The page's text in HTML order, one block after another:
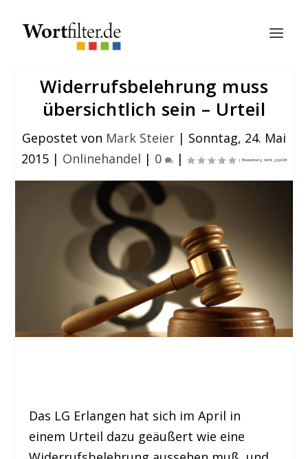
Widerrufsbelehrung muss
übersichtlich sein – Urteil
Gepostet von Mark Steier | Sonntag, 24. Mai
2015| Onlinehandel | 0 |
Das LG Erlangen hat sich im April in
einem Urteil dazu geäußert wie eine